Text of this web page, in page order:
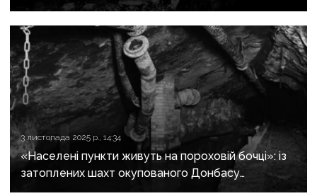
3 листопада 2025 р., 14:34
«Населені пункти живуть на пороховій бочці»: із
затоплених шахт окупованого Донбасу
на поверхню підіймається газ метан